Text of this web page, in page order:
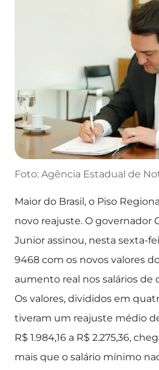
Foto: Agência Estadual de
Maior do Brasil, o Piso
novo reajuste. O governador
Junior assinou, nesta sexta-
9468 com os novos valores
aumento real nos salários de
Os valores, divididos em
tiveram um reajuste médio de
R$ 1.984,16 a R$ 2.275,36,
mais que o salário mínimo